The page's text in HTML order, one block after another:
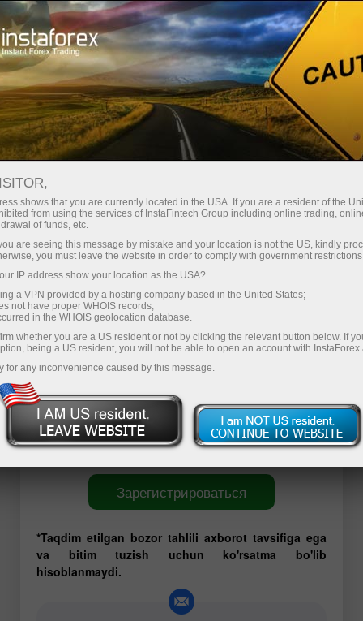
Treyderlar uchun Форекс аналитика
Foreks-sharhlar
31.10.2022 07:12
Стоит ли сегодня приступать к
торговле?
Если вас мучают такие сомнения – заручитесь перед
выходом на рынок экспертным мнением. В нашей
команде есть трейдеры, имеющие многолетний и
успешный опыт торговли на Форекс. Они всегда
готовы поделиться своими профессиональными
наработками и эффективными торговыми
рекомендациями.
Зарегистрироваться
*Taqdim etilgan bozor tahlili axborot tavsifiga ega
va bitim tuzish uchun ko'rsatma bo'lib
hisoblanmaydi.
shows that you are currently located in the USA. If you are a resident of the
from using the services of InstaFintech Group including online trading,
of funds, etc.
are seeing this message by mistake and your location is not the US, kindly
you must leave the website in order to comply with government
IP address show your location as the USA?
a VPN provided by a hosting company based in the United States;
not have proper WHOIS records;
in the WHOIS geolocation database.
whether you are a US resident or not by clicking the relevant button below. If
being a US resident, you will not be able to open an account with InstaForex
for any inconvenience caused by this message.